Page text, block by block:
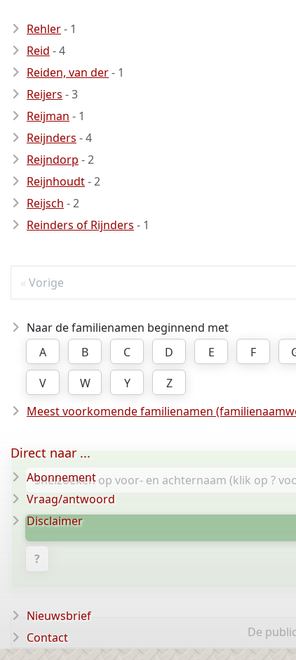
Rehler- 1
Reid - 4
Reiden, van der- 1
Reijers - 3
Reijman - 1
Reijnders - 4
Reijndorp - 2
Reijnhoudt- 2
Reijsch - 2
Reinders of Rijnders - 1
Vorige
Naar de familienamen beginnend met
A
B C D E F
V
W Y
Z
Meest voorkomende familienamen
?
De
Direct naar ...
Abonnement
Vraag/antwoord
Disclaimer
Nieuwsbrief
Contact